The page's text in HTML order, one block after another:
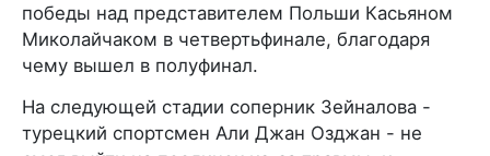
победы над представителем Польши Касьяном
Миколайчаком в четвертьфинале, благодаря
чему вышел в полуфинал.
На следующей стадии соперник Зейналова -
турецкий спортсмен Али Джан Озджан - не